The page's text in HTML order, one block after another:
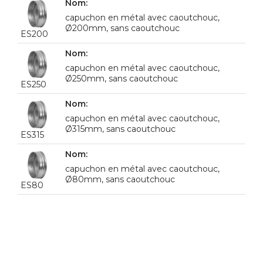
ES200
capuchon en métal avec caoutchouc,
Ø200mm, sans caoutchouc
ES250
capuchon en métal avec caoutchouc,
Ø250mm, sans caoutchouc
ES315
capuchon en métal avec caoutchouc,
Ø315mm, sans caoutchouc
ES80
capuchon en métal avec caoutchouc,
Ø80mm, sans caoutchouc